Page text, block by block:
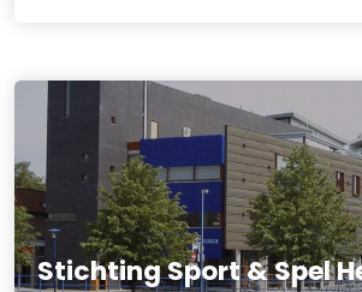
Stichting Sport & Spel